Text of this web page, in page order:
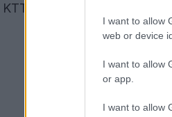
I want to allow
web or device
I want to allow
or app.
I want to allow
TV a Rochester,